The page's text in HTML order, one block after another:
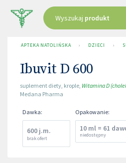
Wyszukaj produkt
APTEKA NATOLIŃSKA › DZIECI ›
Ibuvit D 600
suplement diety, krople, Witamina D
Medana Pharma
Dawka:
600 j.m.
brak ofert
Opakowanie:
10 ml = 61
niedostępny